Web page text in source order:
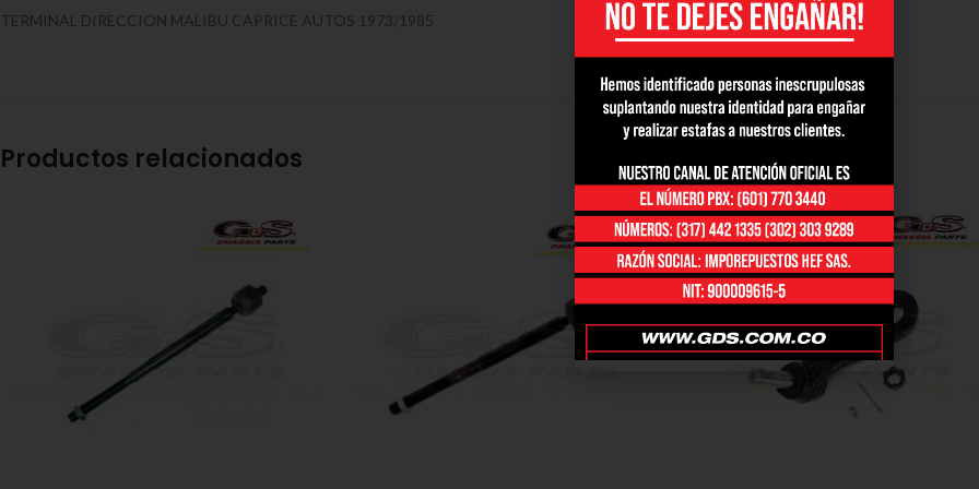
TERMINAL DIRECCION MALIBU CAPRICE AUTOS 1973/1985
Productos relacionados